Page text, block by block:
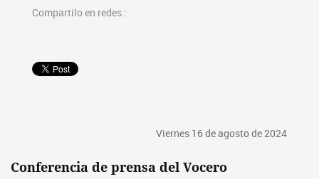
Compartilo en redes :
Viernes 16 de agosto de 2024
Conferencia de prensa del Vocero